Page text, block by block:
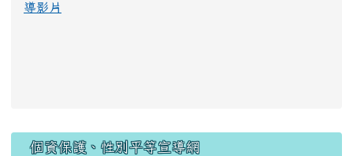
導影片
個資保護、性別平等宣導網